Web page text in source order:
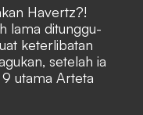
Havertz?!
lama ditunggu-
keterlibatan
setelah ia
utama Arteta